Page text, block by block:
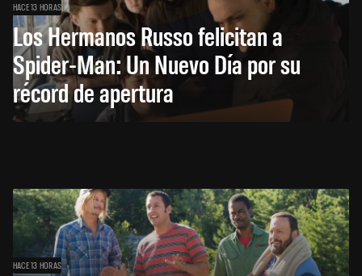
HACE 13 HORAS
Los Hermanos Russo felicitan a
Spider-Man: Un Nuevo Día por su
récord de apertura
HACE 13 HORAS